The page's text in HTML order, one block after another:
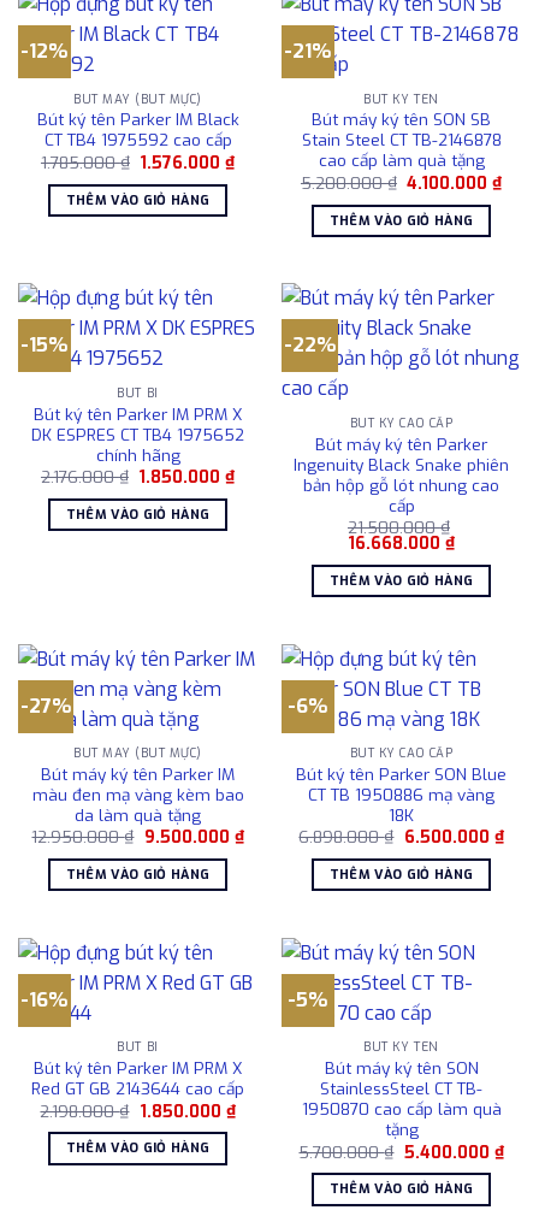
-12%
BÚT MÁY (BÚT MỰC)
Bút ký tên Parker IM Black
CT TB4 1975592 cao cấp
1.785.000₫ Giá
là:
1.785.000 ₫.
1.576.000₫Giá
hiện
THÊM VÀO GIỎ HÀNG
-21%
BÚT KÝ TÊN
Bút máy ký tên SON SB
Stain Steel CT TB-2146878
cao cấp làm quà tặng
5.200.000₫ Giá
là:
5.200.000 ₫.
4.100.000₫Giá
hiện
THÊM VÀO GIỎ HÀNG
-15%
BÚT BI
Bút ký tên Parker IM PRM X
DK ESPRES CT TB4 1975652
chính hãng
2.176.000₫ Giá
là:
2.176.000 ₫.
1.850.000₫Giá
hiện
THÊM VÀO GIỎ HÀNG
-22%
BÚT KÝ CAO CẤP
Bút máy ký tên Parker
Ingenuity Black Snake phiên
bản hộp gỗ lót nhung cao
cấp
21.500.000₫
Giá
là:
21.500.000 ₫.
16.668.000 ₫Giá
hiện
tại
là:
THÊM VÀO GIỎ HÀNG
-27%
BÚT MÁY (BÚT MỰC)
Bút máy ký tên Parker IM
màu đen mạ vàng kèm bao
da làm quà tặng
12.950.000₫ Giá
là:
12.950.000 ₫.
9.500.000 ₫Giá
hiện
9.500.000 ₫.
THÊM VÀO GIỎ HÀNG
-6%
BÚT KÝ CAO CẤP
Bút ký tên Parker SON Blue
CT TB 1950886 mạ vàng
18K
6.898.000₫ Giá
là:
6.898.000 ₫.
6.500.000 ₫Giá
hiện
THÊM VÀO GIỎ HÀNG
-16%
BÚT BI
Bút ký tên Parker IM PRM X
Red GT GB 2143644 cao cấp
2.198.000₫ Giá
là:
2.198.000 ₫.
1.850.000 ₫Giá
hiện
1.850.000 ₫.
THÊM VÀO GIỎ HÀNG
-5%
BÚT KÝ TÊN
Bút máy ký tên SON
StainlessSteel CT TB-
1950870 cao cấp làm quà
tặng
5.700.000₫ Giá
là:
5.700.000 ₫.
5.400.000 ₫Giá
hiện
THÊM VÀO GIỎ HÀNG